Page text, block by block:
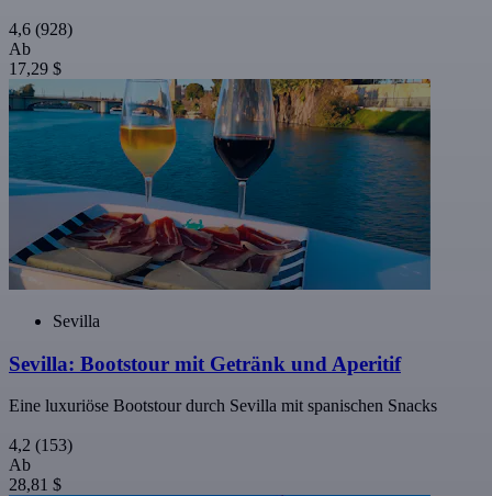
4,6 (928)
Ab
17,29 $
Sevilla
Sevilla: Bootstour mit Getränk und Aperitif
Eine luxuriöse Bootstour durch Sevilla mit spanischen Snacks
4,2 (153)
Ab
28,81 $